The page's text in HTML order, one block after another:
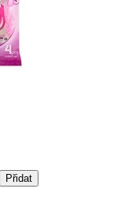
Přidat